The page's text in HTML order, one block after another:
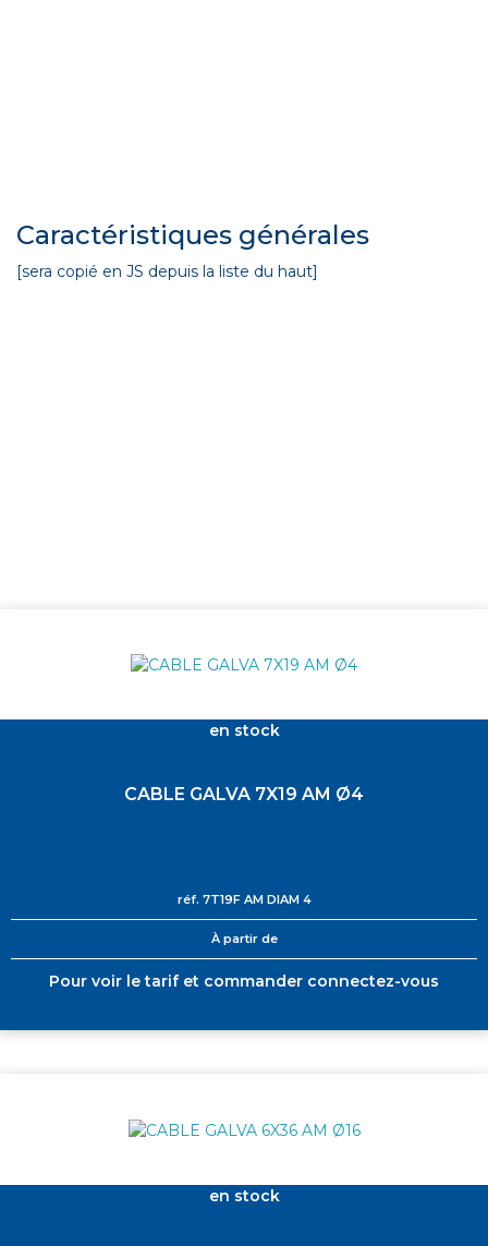
Caractéristiques générales
[sera copié en JS depuis la liste du haut]
en stock
CABLE GALVA 7X19 AM Ø4
réf. 7T19F AM DIAM 4
À partir de
Pour voir le tarif et commander connectez-vous
en stock